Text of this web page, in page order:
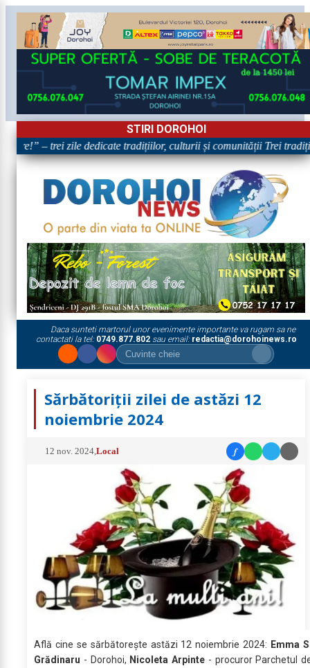
STIRI DOROHOI
– trei zile dedicate tradițiilor, culturii și comunității Trei
Daca sunteti martorul unor evenimente importante va rugam sa ne
contactati la tel: 0749.877.802sau email: redactia@dorohoinews.ro
Sărbătoriții zilei de astăzi 12
noiembrie 2024
12 nov. 2024 ,Local f
Află cine se sărbătoreşte astăzi 12 noiembrie 2024: Emma
Grădinaru - Dorohoi, Nicoleta Arpinte - procuror Parchetul